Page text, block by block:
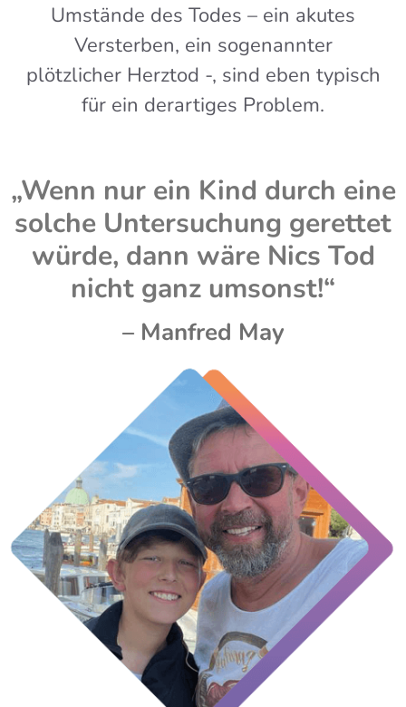
Umstände des Todes – ein akutes
Versterben, ein sogenannter
plötzlicher Herztod -, sind eben typisch
für ein derartiges Problem.
„Wenn nur ein Kind durch eine
solche Untersuchung gerettet
würde, dann wäre Nics Tod
nicht ganz umsonst!“
– Manfred May